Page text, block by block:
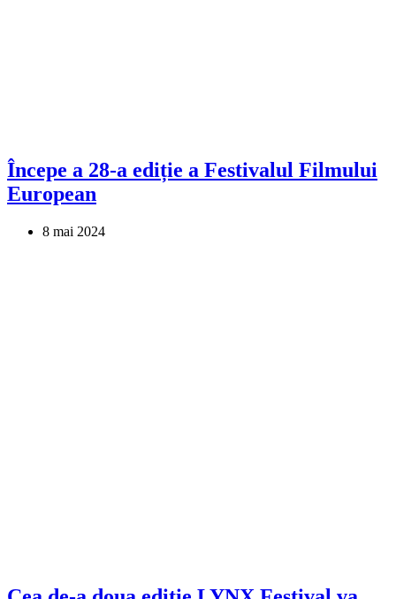
Începe a 28-a ediție a Festivalul Filmului
European
8 mai 2024